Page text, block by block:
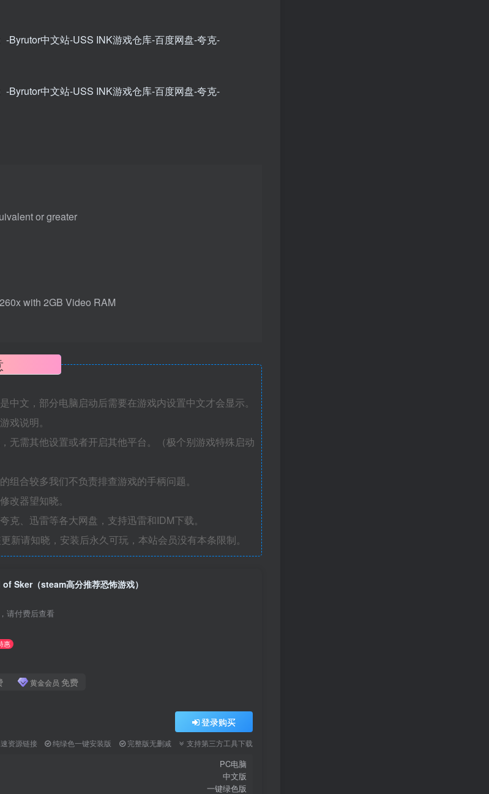
or greater
with 2GB Video RAM
文，部分电脑启动后需要在游戏内设置中文才会显示。
戏说明。
无需其他设置或者开启其他平台。（极个别游戏特殊启动
合较多我们不负责排查游戏的手柄问题。
改器望知晓。
、迅雷等各大网盘，支持迅雷和IDM下载。
请知晓，安装后永久可玩，本站会员没有本条限制。
Sker（steam高分推荐恐怖游戏）
请付费后查看
惠
黄金会员 免费
登录购买
资源链接 纯绿色一键安装版 完整版无删减 支持第三方工具下载
PC电脑
中文版
一键绿色版